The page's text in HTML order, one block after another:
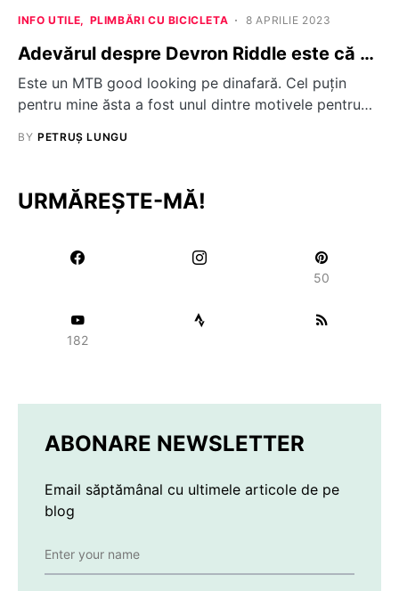
INFO UTILE PLIMBĂRI CU BICICLETA 8 APRILIE 2023
Adevărul despre Devron Riddle este că …
Este un MTB good looking pe dinafară. Cel puțin
pentru mine ăsta a fost unul dintre motivele pentru…
BY PETRUȘ LUNGU
URMĂREȘTE-MĂ!
50
182
ABONARE NEWSLETTER
Email săptămânal cu ultimele articole de pe
blog